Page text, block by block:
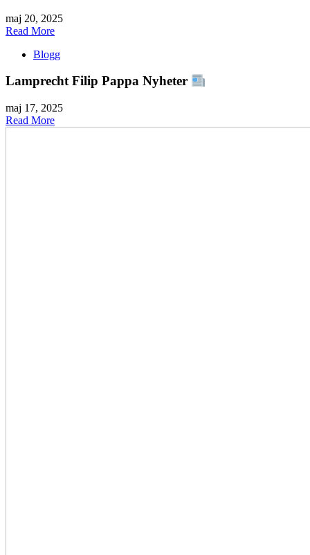
maj 20, 2025
Read More
Blogg
Lamprecht Filip Pappa Nyheter
maj 17, 2025
Read More